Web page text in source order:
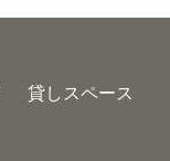
貸しスペース